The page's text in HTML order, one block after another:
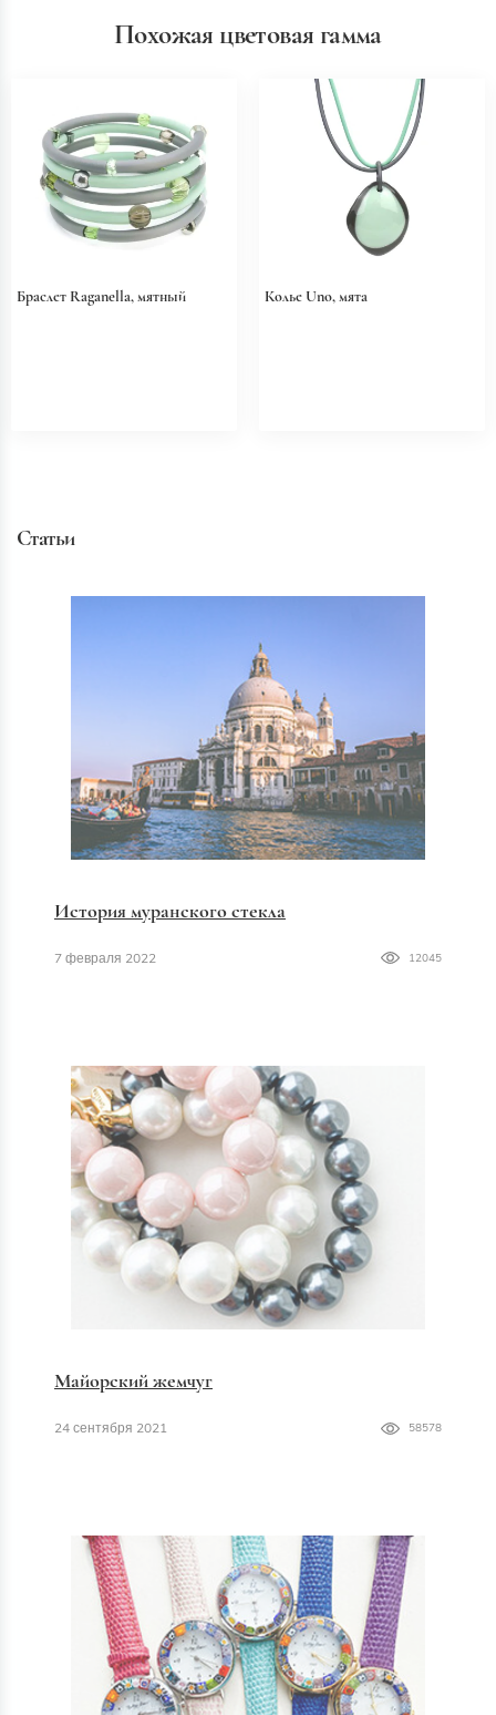
Похожая цветовая гамма
Браслет Raganella, мятный Колье Uno, мята
Статьи
История муранского стекла
7 февраля 2022 12045
Майорский жемчуг
24 сентября 2021 58578